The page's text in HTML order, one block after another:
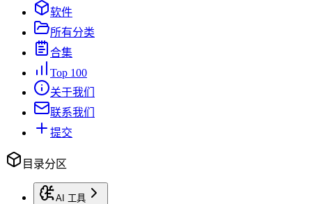
软件
所有分类
合集
Top 100
关于我们
联系我们
提交
目录分区
AI 工具